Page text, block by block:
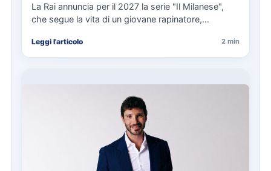
La Rai annuncia per il 2027 la serie "Il Milanese",
che segue la vita di un giovane rapinatore,…
Leggi l'articolo 2 min